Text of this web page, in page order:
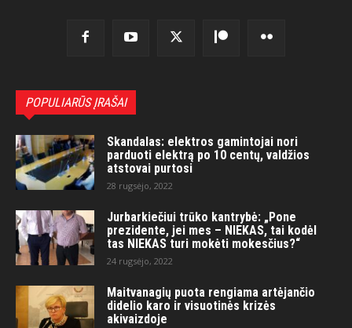
POPULIARŪS ĮRAŠAI
Skandalas: elektros gamintojai nori
parduoti elektrą po 10 centų, valdžios
atstovai purtosi
28 rugsėjo, 2022
Jurbarkiečiui trūko kantrybė: „Pone
prezidente, jei mes – NIEKAS, tai kodėl
tas NIEKAS turi mokėti mokesčius?“
24 rugsėjo, 2022
Maitvanagių puota rengiama artėjančio
didelio karo ir visuotinės krizės
akivaizdoje